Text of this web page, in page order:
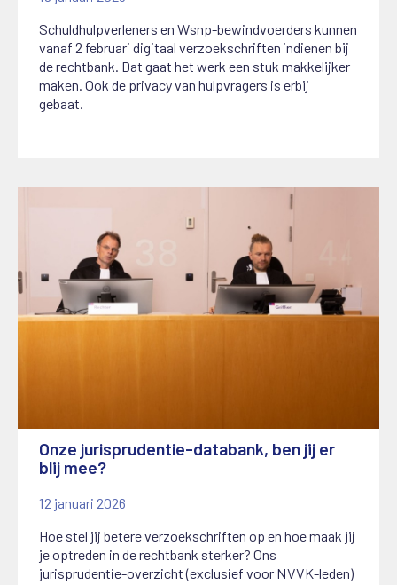
Schuldhulpverleners en Wsnp-bewindvoerders kunnen
vanaf 2 februari digitaal verzoekschriften indienen bij
de rechtbank. Dat gaat het werk een stuk makkelijker
maken. Ook de privacy van hulpvragers is erbij
gebaat.
Onze jurisprudentie-databank, ben jij er
blij mee?
12 januari 2026
Hoe stel jij betere verzoekschriften op en hoe maak jij
je optreden in de rechtbank sterker? Ons
jurisprudentie-overzicht (exclusief voor NVVK-leden)